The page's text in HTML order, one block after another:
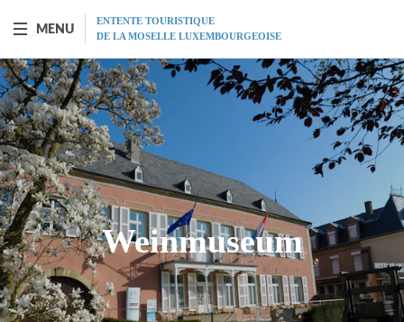
MENU
ENTENTE TOURISTIQUE
DE LA MOSELLE LUXEMBOURGEOISE
SCHIFF "PRINCESSE-MARIE-ASTRID"
Vorstellung
Fahrplan
Tarife
Restaurant
MICE
Weinmuseum